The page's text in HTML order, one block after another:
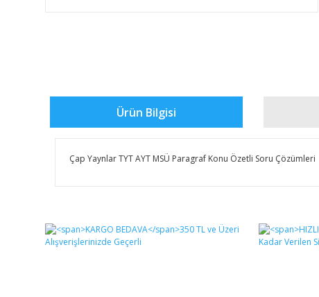
Ürün Bilgisi
Çap Yaynlar TYT AYT MSÜ Paragraf Konu Özetli Soru Çözümleri
Görüş ve önerileriniz için teşekkür ederiz.